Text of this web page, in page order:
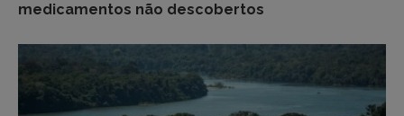
medicamentos não descobertos